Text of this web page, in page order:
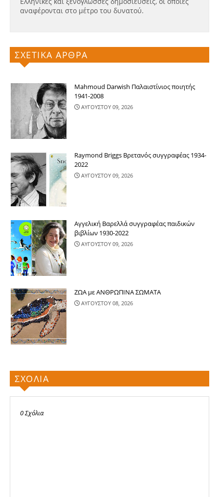
αναφέρονται στο μέτρο του δυνατού.
ΣΧΕΤΙΚΑ ΑΡΘΡΑ
Mahmoud Darwish Παλαιστίνιος ποιητής
1941-2008
ΑΥΓΟΥΣΤΟΥ 09, 2026
Raymond Briggs Βρετανός συγγραφέας 1934-
2022
ΑΥΓΟΥΣΤΟΥ 09, 2026
Αγγελική Βαρελλά συγγραφέας παιδικών
βιβλίων 1930-2022
ΑΥΓΟΥΣΤΟΥ 09, 2026
ΖΩΑ με ΑΝΘΡΩΠΙΝΑ ΣΩΜΑΤΑ
ΑΥΓΟΥΣΤΟΥ 08, 2026
ΣΧΟΛΙΑ
0 Σχόλια